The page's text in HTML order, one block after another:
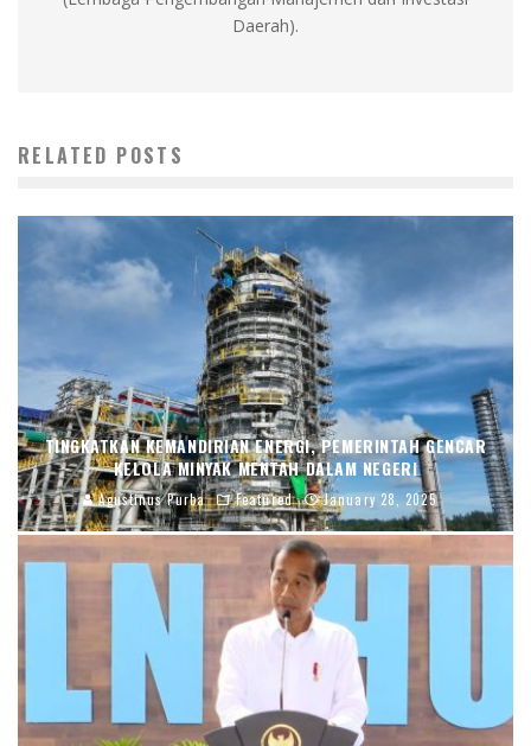
Daerah).
RELATED POSTS
TINGKATKAN KEMANDIRIAN ENERGI, PEMERINTAH GENCAR
KELOLA MINYAK MENTAH DALAM NEGERI
Agustinus Purba Featured January 28, 2025